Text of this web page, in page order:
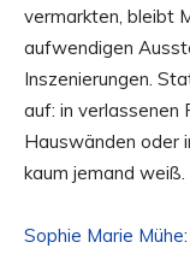
vermarkten, bleibt
aufwendigen
Inszenierungen.
auf: in verlassenen
Hauswänden oder
kaum jemand weiß.
Sophie Marie Mühe